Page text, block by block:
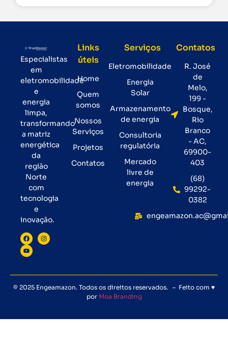
Especialistas
em
eletromobilidade
e
energia
limpa,
transformando
a matriz
energética
da
região
Norte
com
tecnologia
e
inovação.
Links
úteis
Home
Quem
somos
Nossos
Serviços
Projetos
Contatos
Serviços
Eletromobilidade
Energia
Solar
Armazenamento
de energia
Consultoria
regulatória
Mercado
livre de
energia
Contatos
R. José
de
Melo,
199 -
Bosque,
Rio
Branco
- AC,
69900-
403
(68)
99292-
0382
© 2025 Engeamazon. Todos os direitos reservados. – Feito com ♥
por Moa Branding